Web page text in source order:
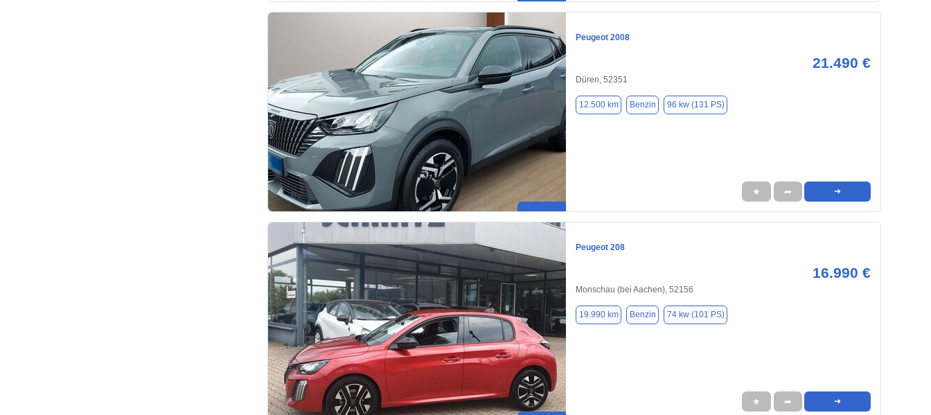
Peugeot 2008
21.490 €
Düren, 52351
12.500 km Benzin 96 kw (131 PS)
★ ➦ ➜
Peugeot 208
16.990 €
Monschau (bei Aachen), 52156
19.990 km Benzin 74 kw (101 PS)
★ ➦ ➜